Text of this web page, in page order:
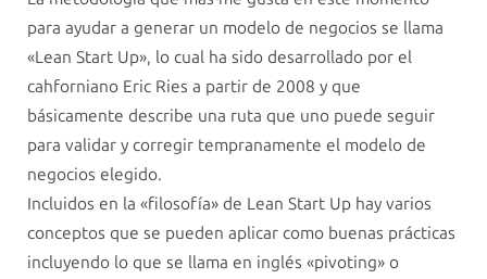
para ayudar a generar un modelo de negocios se llama
«Lean Start Up», lo cual ha sido desarrollado por el
cahforniano Eric Ries a partir de 2008 y que
básicamente describe una ruta que uno puede seguir
para validar y corregir tempranamente el modelo de
negocios elegido.
Incluidos en la «filosofía» de Lean Start Up hay varios
conceptos que se pueden aplicar como buenas prácticas
incluyendo lo que se llama en inglés «pivoting» o